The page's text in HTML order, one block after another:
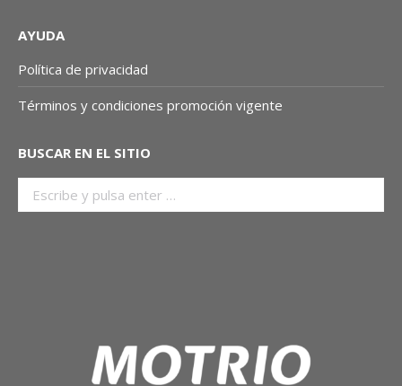
AYUDA
Política de privacidad
Términos y condiciones promoción vigente
BUSCAR EN EL SITIO
BUSCAR: